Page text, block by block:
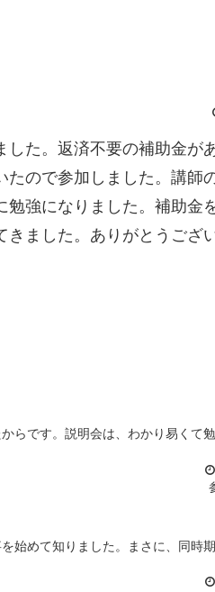
た。返済不要の補助金が
たので参加しました。講師
勉強になりました。補助金
ました。ありがとうござ
らです。説明会は、わかり易くて
始めて知りました。まさに、同時